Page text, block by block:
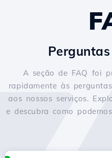
A seção de FAQ foi
rapidamente às
aos nossos serviços.
e descubra como